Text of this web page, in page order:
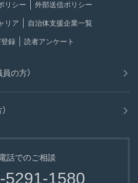
リシー 外部送信ポリシー
リア 自治体支援企業一覧
録 読者アンケート
の方）
話でのご相談
5291-1580